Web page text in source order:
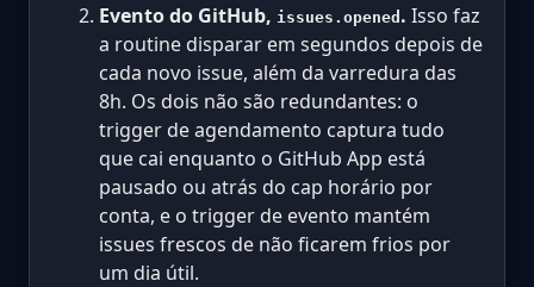
Evento do GitHub, issues.opened . Isso faz
a routine disparar em segundos depois de
cada novo issue, além da varredura das
8h. Os dois não são redundantes: o
trigger de agendamento captura tudo
que cai enquanto o GitHub App está
pausado ou atrás do cap horário por
conta, e o trigger de evento mantém
issues frescos de não ficarem frios por
um dia útil.